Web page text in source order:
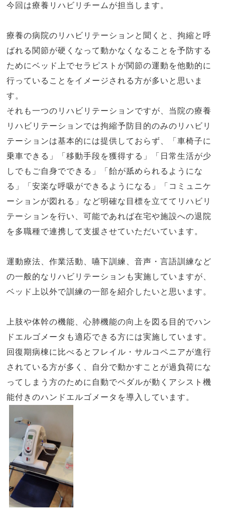
今回は療養リハビリチームが担当します。
療養の病院のリハビリテーションと聞くと、拘縮と呼
ばれる関節が硬くなって動かなくなることを予防する
ためにベッド上でセラピストが関節の運動を他動的に
行っていることをイメージされる方が多いと思いま
す。
それも一つのリハビリテーションですが、当院の療養
リハビリテーションでは拘縮予防目的のみのリハビリ
テーションは基本的には提供しておらず、「車椅子に
乗車できる」「移動手段を獲得する」「日常生活が少
しでもご自身でできる」「飴が舐められるようにな
る」「安楽な呼吸ができるようになる」「コミュニケ
ーションが図れる」など明確な目標を立ててリハビリ
テーションを行い、可能であれば在宅や施設への退院
を多職種で連携して支援させていただいています。
運動療法、作業活動、嚥下訓練、音声・言語訓練など
の一般的なリハビリテーションも実施していますが、
ベッド上以外で訓練の一部を紹介したいと思います。
上肢や体幹の機能、心肺機能の向上を図る目的でハン
ドエルゴメータも適応できる方には実施しています。
回復期病棟に比べるとフレイル・サルコペニアが進行
されている方が多く、自分で動かすことが過負荷にな
ってしまう方のために自動でペダルが動くアシスト機
能付きのハンドエルゴメータを導入しています。